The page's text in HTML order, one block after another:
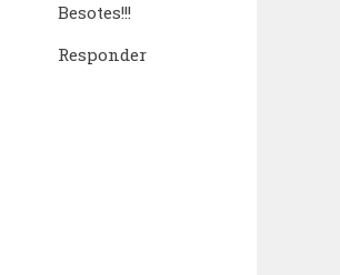
Besotes!!!
Responder